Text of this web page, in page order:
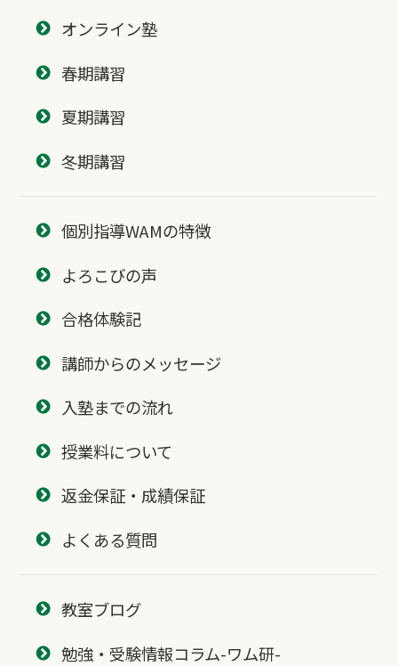
オンライン塾
春期講習
夏期講習
冬期講習
個別指導WAMの特徴
よろこびの声
合格体験記
講師からのメッセージ
入塾までの流れ
授業料について
返金保証・成績保証
よくある質問
教室ブログ
勉強・受験情報コラム-ワム研-